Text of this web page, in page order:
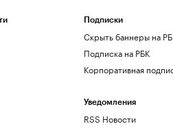
Подписки
Скрыть баннеры на
Подписка на РБК
Корпоративная
Уведомления
RSS Новости